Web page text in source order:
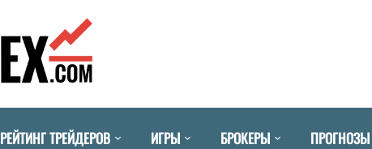
РЕЙТИНГ ТРЕЙДЕРОВ ИГРЫ БРОКЕРЫ ПРОГНОЗЫ